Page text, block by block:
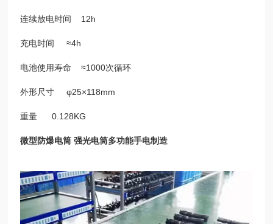
连续放电时间 12h
充电时间 ≈4h
电池使用寿命 ≈1000次循环
外形尺寸 φ25×118mm
重量 0.128KG
微型防爆电筒 强光电筒多功能手电制造